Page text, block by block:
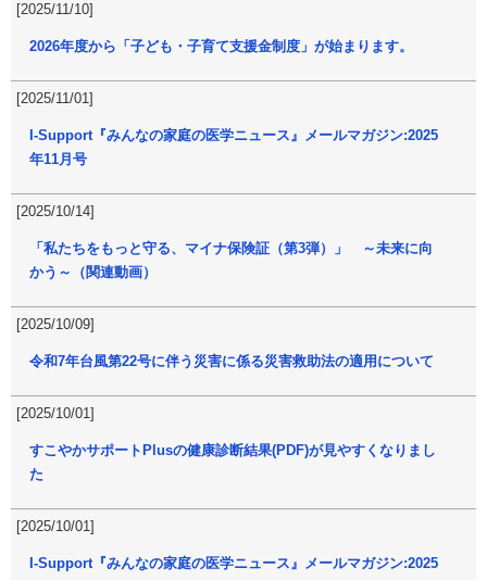
[2025/11/10]
2026年度から「子ども・子育て支援金制度」が始まります。
[2025/11/01]
I-Support『みんなの家庭の医学ニュース』メールマガジン:2025
年11月号
[2025/10/14]
「私たちをもっと守る、マイナ保険証（第3弾）」 ～未来に向
かう～（関連動画）
[2025/10/09]
令和7年台風第22号に伴う災害に係る災害救助法の適用について
[2025/10/01]
すこやかサポートPlusの健康診断結果(PDF)が見やすくなりまし
た
[2025/10/01]
I-Support『みんなの家庭の医学ニュース』メールマガジン:2025